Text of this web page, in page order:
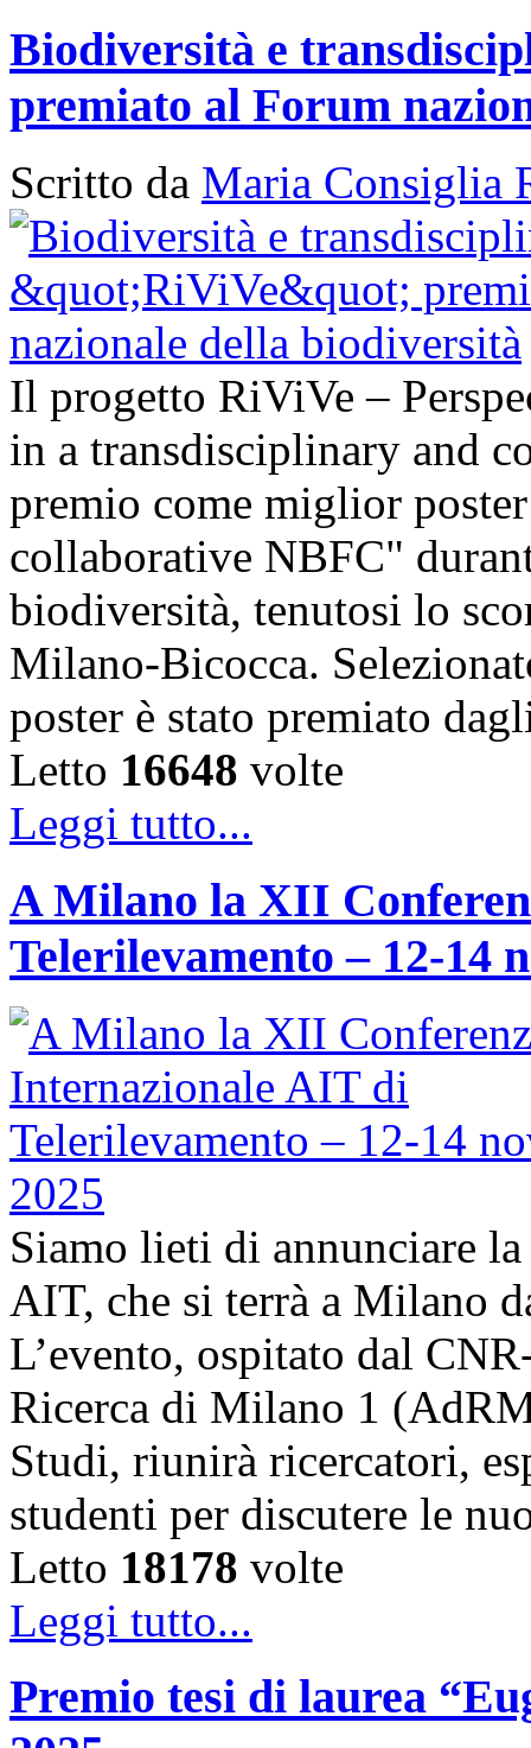
Biodiversità e
premiato al Forum
Scritto da Maria Consiglia
Il progetto RiViVe –
in a transdisciplinary and
premio come miglior
collaborative NBFC"
biodiversità, tenutosi lo
Milano-Bicocca.
poster è stato premiato
Letto 16648 volte
Leggi tutto...
A Milano la XII
Telerilevamento – 12-14
Siamo lieti di annunciare
AIT, che si terrà a Milano
L’evento, ospitato dal
Ricerca di Milano 1
Studi, riunirà ricercatori,
studenti per discutere le
Letto 18178 volte
Leggi tutto...
Premio tesi di laurea